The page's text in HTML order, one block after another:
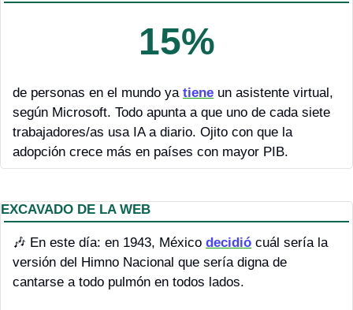
15%
de personas en el mundo ya tiene un asistente virtual,
según Microsoft. Todo apunta a que uno de cada siete
trabajadores/as usa IA a diario. Ojito con que la
adopción crece más en países con mayor PIB.
EXCAVADO DE LA WEB
🎶 En este día: en 1943, México decidió cuál sería la
versión del Himno Nacional que sería digna de
cantarse a todo pulmón en todos lados.